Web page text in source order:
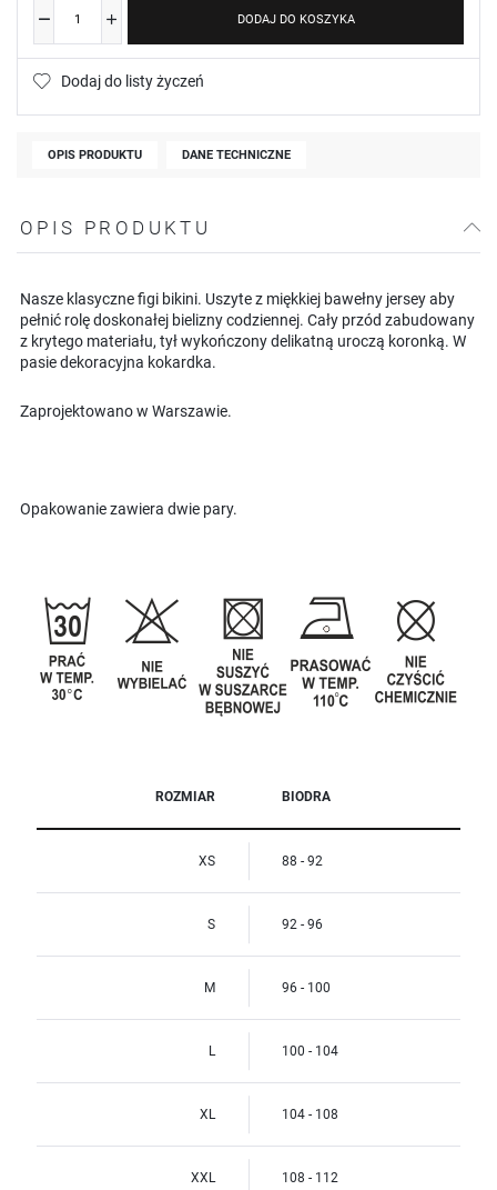
DODAJ DO KOSZYKA
Dodaj do listy życzeń
OPIS PRODUKTU DANE TECHNICZNE
OPIS PRODUKTU
Nasze klasyczne figi bikini. Uszyte z miękkiej bawełny jersey aby
pełnić rolę doskonałej bielizny codziennej. Cały przód zabudowany
z krytego materiału, tył wykończony delikatną uroczą koronką. W
pasie dekoracyjna kokardka.
Zaprojektowano w Warszawie.
Opakowanie zawiera dwie pary.
ROZMIAR BIODRA
XS 88 - 92
S 92 - 96
M 96 - 100
L 100 - 104
XL 104 - 108
XXL 108 - 112